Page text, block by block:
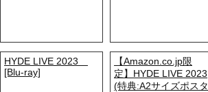
HYDE LIVE 2023
[Blu-ray]
【Amazon.co.jp限
定】HYDE LIVE 2023
(特典:A2サイズポスタ